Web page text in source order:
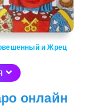
и Жрец
онлайн